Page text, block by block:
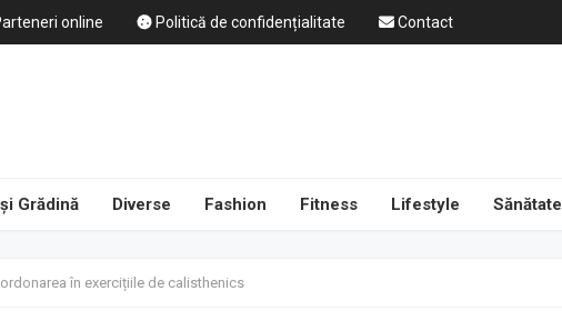
online Politică de confidențialitate Contact
Grădină Diverse Fashion Fitness Lifestyle Sănătate
în exercițiile de calisthenics